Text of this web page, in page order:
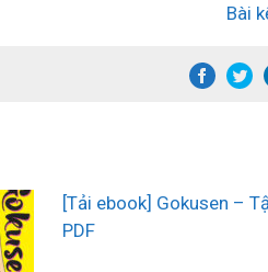
Bài
[Tải ebook] Gokusen –
PDF